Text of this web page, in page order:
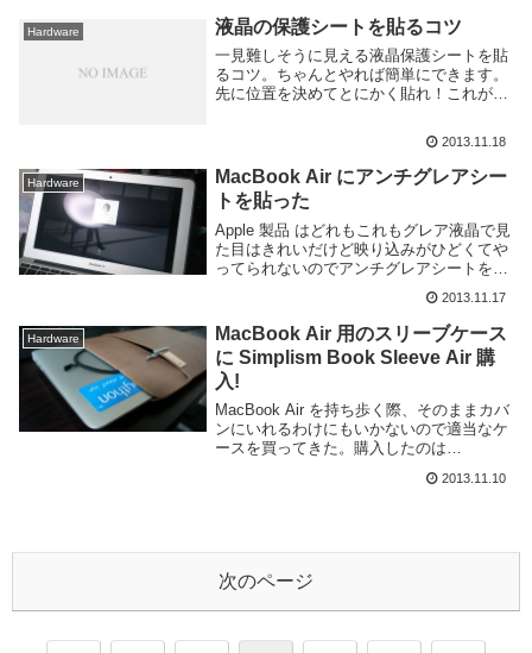
キーボ...
Hardware 液晶の保護シートを貼るコツ
一見難しそうに見える液晶保護シートを貼
るコツ。ちゃんとやれば簡単にできます。
先に位置を決めてとにかく貼れ！これが一
変わらないし、ゆっくり作業してあともう
ちょっとで全部終わる！ってなったときに
ちょっとずれ...
2013.11.18
Hardware
MacBook Air にアンチグレアシー
トを貼った
Apple 製品 はどれもこれもグレア液晶で見
た目はきれいだけど映り込みがひどくてや
ってられないのでアンチグレアシートを貼
MacBook Air 11インチ (Mid 2013/Mi...
2013.11.17
Hardware
MacBook Air 用のスリーブケース
に Simplism Book Sleeve Air 購
入!
MacBook Air を持ち歩く際、そのままカバ
ンにいれるわけにもいかないので適当なケ
ースを買ってきた。購入したのは
リーブケース Book Sleeve ウォームグレ
2013.11.10
次のページ